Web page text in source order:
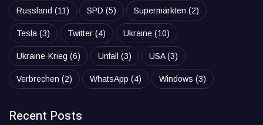
Russland (11) SPD (5) Supermärkten (2)
Tesla (3) Twitter (4) Ukraine (10)
Ukraine-Krieg (6) Unfall (3) USA(3)
Verbrechen (2) WhatsApp (4) Windows (3)
Recent Posts